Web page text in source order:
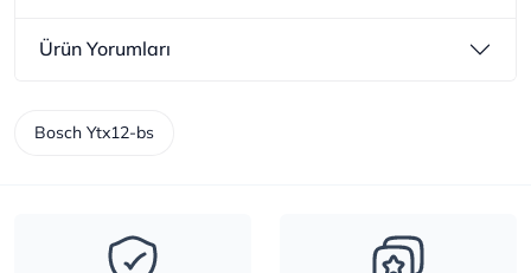
Ürün Yorumları
Bosch Ytx12-bs